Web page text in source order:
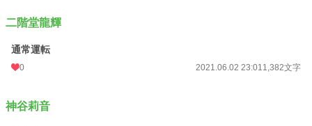
二階堂龍輝
通常運転
0 2021.06.02 23:011,382文字
神谷莉音